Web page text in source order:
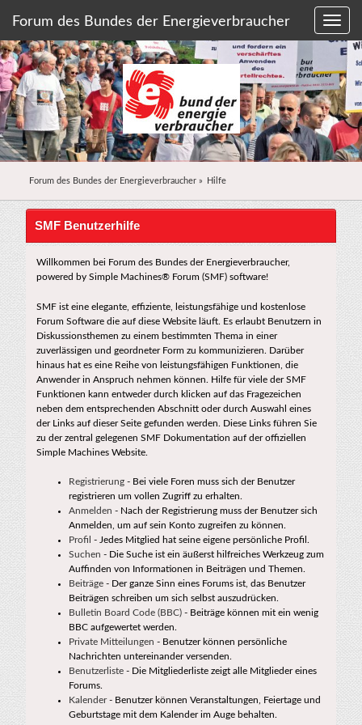
Forum des Bundes der Energieverbraucher
Forum des Bundes der Energieverbraucher» Hilfe
SMF Benutzerhilfe
Willkommen bei Forum des Bundes der Energieverbraucher,
powered by Simple Machines® Forum (SMF) software!
SMF ist eine elegante, effiziente, leistungsfähige und kostenlose
Forum Software die auf diese Website läuft. Es erlaubt Benutzern in
Diskussionsthemen zu einem bestimmten Thema in einer
zuverlässigen und geordneter Form zu kommunizieren. Darüber
hinaus hat es eine Reihe von leistungsfähigen Funktionen, die
Anwender in Anspruch nehmen können. Hilfe für viele der SMF
Funktionen kann entweder durch klicken auf das Fragezeichen
neben dem entsprechenden Abschnitt oder durch Auswahl eines
der Links auf dieser Seite gefunden werden. Diese Links führen Sie
zu der zentral gelegenen SMF Dokumentation auf der offiziellen
Simple Machines Website.
Registrierung- Bei viele Foren muss sich der Benutzer
registrieren um vollen Zugriff zu erhalten.
Anmelden - Nach der Registrierung muss der Benutzer sich
Anmelden, um auf sein Konto zugreifen zu können.
Profil - Jedes Mitglied hat seine eigene persönliche Profil.
Suchen - Die Suche ist ein äußerst hilfreiches Werkzeug zum
Auffinden von Informationen in Beiträgen und Themen.
Beiträge- Der ganze Sinn eines Forums ist, das Benutzer
Beiträgen schreiben um sich selbst auszudrücken.
Bulletin Board Code (BBC)- Beiträge können mit ein wenig
BBC aufgewertet werden.
Private Mitteilungen - Benutzer können persönliche
Nachrichten untereinander versenden.
Benutzerliste- Die Mitgliederliste zeigt alle Mitglieder eines
Forums.
Kalender- Benutzer können Veranstaltungen, Feiertage und
Geburtstage mit dem Kalender im Auge behalten.